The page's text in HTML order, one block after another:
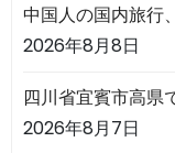
中国人の国内旅行
2026年8月8日
四川省宜賓市高
2026年8月7日